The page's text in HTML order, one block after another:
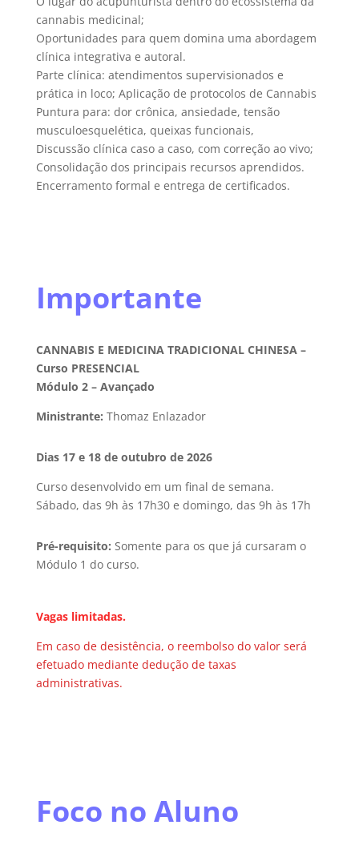
cannabis medicinal;
Oportunidades para quem domina uma abordagem
clínica integrativa e autoral.
Parte clínica: atendimentos supervisionados e
prática in loco; Aplicação de protocolos de Cannabis
Puntura para: dor crônica, ansiedade, tensão
musculoesquelética, queixas funcionais,
Discussão clínica caso a caso, com correção ao vivo;
Consolidação dos principais recursos aprendidos.
Encerramento formal e entrega de certificados.
Importante
CANNABIS E MEDICINA TRADICIONAL CHINESA –
Curso PRESENCIAL
Módulo 2 – Avançado
Ministrante: Thomaz Enlazador
Dias 17 e 18 de outubro de 2026
Curso desenvolvido em um final de semana.
Sábado, das 9h às 17h30 e domingo, das 9h às 17h
Pré-requisito: Somente para os que já cursaram o
Módulo 1 do curso.
Vagas limitadas.
Em caso de desistência, o reembolso do valor será
efetuado mediante dedução de taxas
administrativas.
Foco no Aluno